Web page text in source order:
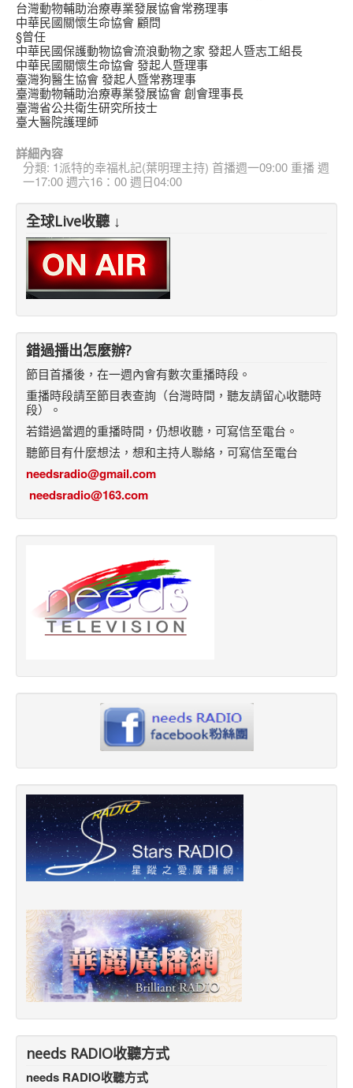
台灣動物輔助治療專業發展協會常務理事
中華民國關懷生命協會 顧問
§曾任
中華民國保護動物協會流浪動物之家 發起人暨志工組長
中華民國關懷生命協會 發起人暨理事
臺灣狗醫生協會 發起人暨常務理事
臺灣動物輔助治療專業發展協會 創會理事長
臺灣省公共衛生研究所技士
臺大醫院護理師
詳細內容
分類: 1派特的幸福札記(葉明理主持) 首播週一09:00 重播 週
一17:00 週六16：00 週日04:00
全球Live收聽 ↓
錯過播出怎麼辦?
節目首播後，在一週內會有數次重播時段。
重播時段請至節目表查詢（台灣時間，聽友請留心收聽時
段）。
若錯過當週的重播時間，仍想收聽，可寫信至電台。
聽節目有什麼想法，想和主持人聯絡，可寫信至電台
needsradio@gmail.com
needsradio@163.com
needs RADIO收聽方式
needs RADIO收聽方式